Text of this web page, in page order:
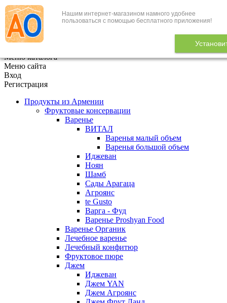
Нашим интернет-магазином намного удобнее
пользоваться с помощью бесплатного приложения!
+7 (495) 646-888-1
В корзине 0
Меню каталога
Меню сайта
Вход
Регистрация
Продукты из Армении
Фруктовые консервации
Варенье
ВИТАЛ
Варенья малый объем
Варенья большой объем
Иджеван
Ноян
Шамб
Сады Арагаца
Агроянс
te Gusto
Варга - Фуд
Варенье Proshyan Food
Варенье Органик
Лечебное варенье
Лечебный конфитюр
Фруктовое пюре
Джем
Иджеван
Джем YAN
Джем Агроянс